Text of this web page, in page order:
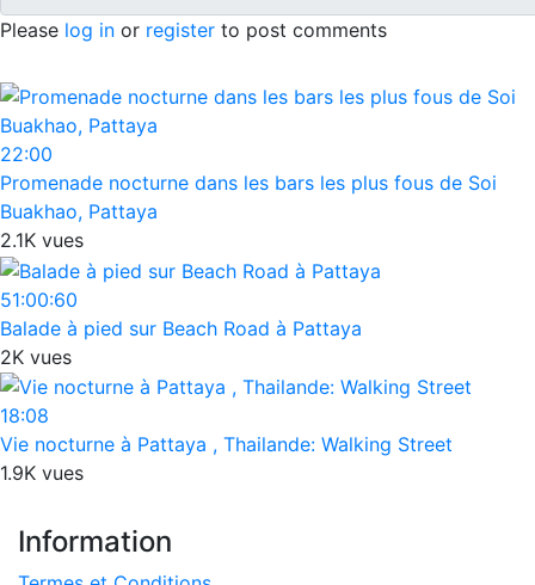
Please log in or register to post comments
22:00
Promenade nocturne dans les bars les plus fous de Soi
Buakhao, Pattaya
2.1K vues
51:00:60
Balade à pied sur Beach Road à Pattaya
2K vues
18:08
Vie nocturne à Pattaya , Thailande: Walking Street
1.9K vues
Information